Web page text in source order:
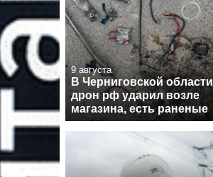
9 августа
В Черниговской области
дрон рф ударил возле
магазина, есть раненые